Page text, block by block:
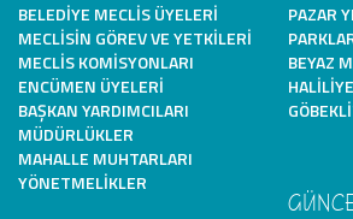
BELEDIYE MECLIS ÜYELERI
MECLISIN GÖREV VE YETKILERI
MECLIS KOMISYONLARI
ENCÜMEN ÜYELERI
BAŞKAN YARDIMCILARI
MÜDÜRLÜKLER
MAHALLE MUHTARLARI
YÖNETMELIKLER
PAZAR
BEYAZ